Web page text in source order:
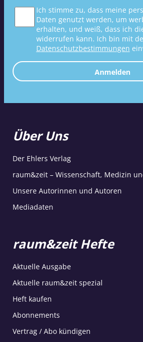
Ich stimme zu, dass meine
Daten genutzt werden, um
erhalten, und weiß, dass ich
widerrufen kann. Ich bin mit
Datenschutzbestimmungen
Anmelden
Über Uns
Der Ehlers Verlag
raum&zeit – Wissenschaft, Medizin
Unsere Autorinnen und Autoren
Mediadaten
raum&zeit Hefte
Aktuelle Ausgabe
Aktuelle raum&zeit spezial
Heft kaufen
Abonnements
Vertrag / Abo kündigen